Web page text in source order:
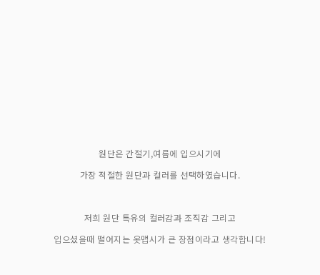
원단은 간절기,여름에 입으시기에
가장 적절한 원단과 컬러를 선택하였습니다.
저희 원단 특유의 컬러감과 조직감 그리고
입으셨을때 떨어지는 옷맵시가 큰 장점이라고 생각합니다!